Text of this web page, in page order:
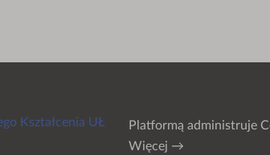
Kształcenia UŁ
Platformą administruje
Więcej →